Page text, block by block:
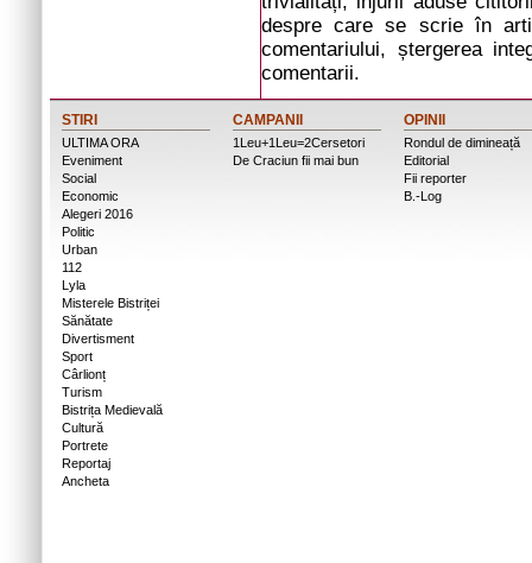
despre care se scrie în
comentariului, ștergerea
comentarii.
STIRI
ULTIMA ORA
Eveniment
Social
Economic
Alegeri 2016
Politic
Urban
112
Lyla
Misterele Bistriței
Sănătate
Divertisment
Sport
Cârlionț
Turism
Bistrița Medievală
Cultură
Portrete
Reportaj
Ancheta
CAMPANII
1Leu+1Leu=2Cersetori
De Craciun fii mai bun
OPINII
Rondul de dimineață
Editorial
Fii reporter
B.-Log